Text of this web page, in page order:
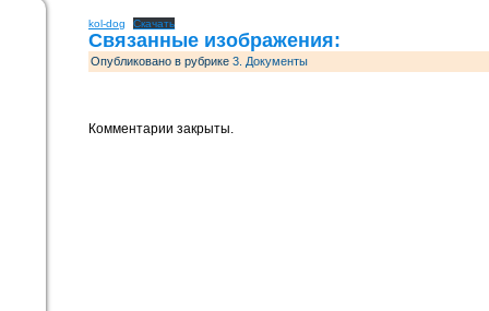
kol-dog Скачать
Связанные изображения:
Опубликовано в рубрике 3. Документы
Комментарии закрыты.